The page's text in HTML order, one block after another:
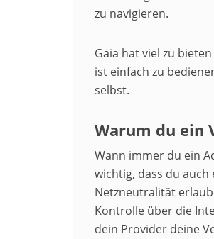
zu navigieren.
Gaia hat viel zu
ist einfach zu
selbst.
Warum du ein
Wann immer du ein
wichtig, dass du auch
Netzneutralität
Kontrolle über die
dein Provider deine